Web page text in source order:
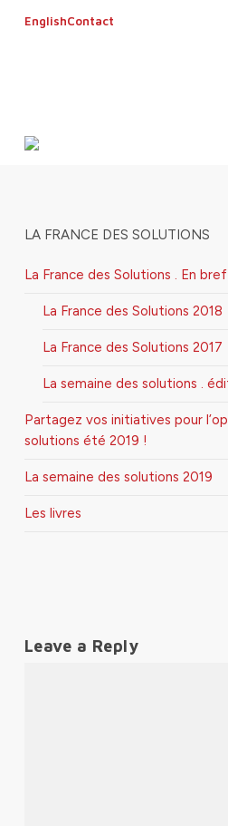
EnglishContact
LA FRANCE DES SOLUTIONS
La France des Solutions . En bref
La France des Solutions 2018
La France des Solutions 2017
La semaine des solutions .
Partagez vos initiatives pour
solutions été 2019 !
La semaine des solutions 2019
Les livres
Leave a Reply